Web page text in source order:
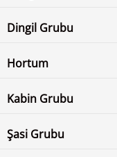
Dingil Grubu
Hortum
Kabin Grubu
Şasi Grubu